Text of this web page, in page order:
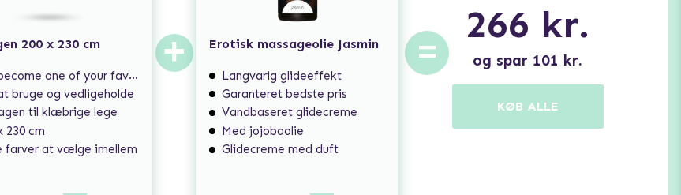
200 x 230 cm
one of your favourites!
bruge og vedligeholde
til klæbrige lege
230 cm
farver at vælge imellem
+ Erotisk massageolie Jasmin
Langvarig glideeffekt
Garanteret bedste pris
Vandbaseret glidecreme
Med jojobaolie
Glidecreme med duft
= 266 kr.
og spar 101 kr.
KØB ALLE